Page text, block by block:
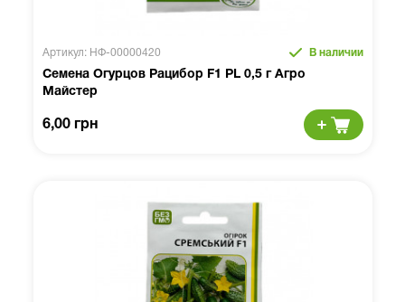
Артикул: НФ-00000420 В наличии
Семена Огурцов Рацибор F1 PL 0,5 г Агро
Майстер
6,00 грн